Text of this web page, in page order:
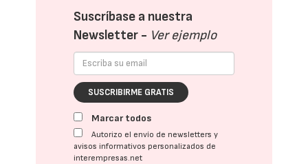
Suscríbase a nuestra
Newsletter - Ver ejemplo
SUSCRIBIRME GRATIS
Marcar todos
Autorizo el envío de newsletters y
avisos informativos personalizados de
interempresas.net